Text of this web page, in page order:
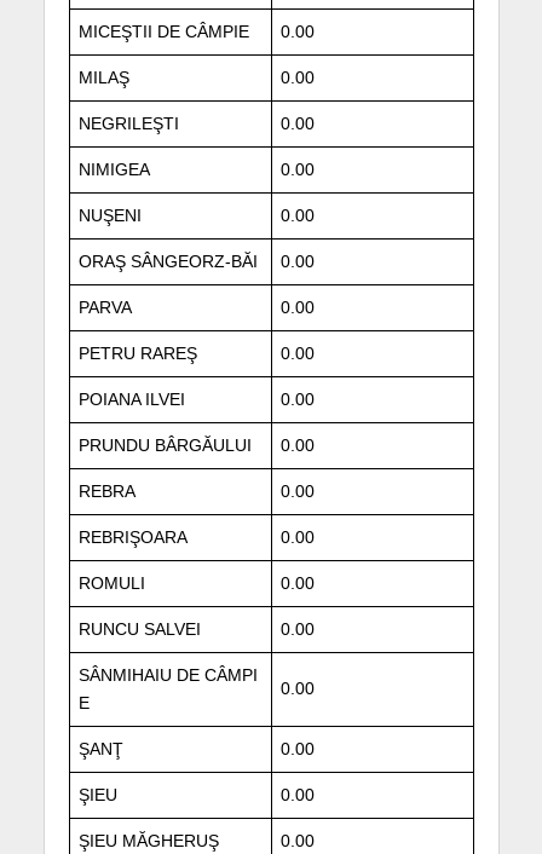
MICEŞTII DE CÂMPIE 0.00
MILAŞ 0.00
NEGRILEŞTI 0.00
NIMIGEA 0.00
NUŞENI 0.00
ORAŞ SÂNGEORZ-BĂI 0.00
PARVA 0.00
PETRU RAREŞ 0.00
POIANA ILVEI 0.00
PRUNDU BÂRGĂULUI 0.00
REBRA 0.00
REBRIŞOARA 0.00
ROMULI 0.00
RUNCU SALVEI 0.00
SÂNMIHAIU DE CÂMPI
E
0.00
ŞANŢ 0.00
ŞIEU 0.00
ŞIEU MĂGHERUŞ 0.00